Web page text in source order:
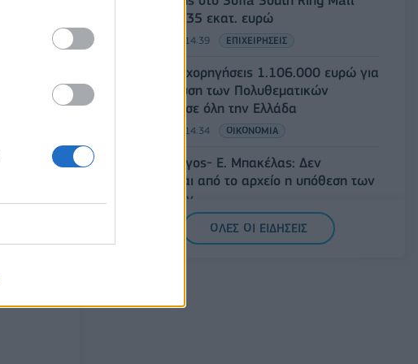
έναντι 49,35 εκατ. ευρώ
07/08/2026 - 14:39 ΕΠΙΧΕΙΡΗΣΕΙΣ
ΥΠΠΟ: Επιχορηγήσεις 1.106.000 ευρώ για
την ενίσχυση των Πολυθεματικών
Φεστιβάλ σε όλη την Ελλάδα
07/08/2026 - 14:34 ΟΙΚΟΝΟΜΙΑ
Άρειος Πάγος- Ε. Μπακέλας: Δεν
ανασύρεται από το αρχείο η υπόθεση των
υποκλοπών
07/08/2026 - 14:11 ΕΛΛΑΔΑ
ΟΛΕΣ ΟΙ ΕΙΔΗΣΕΙΣ